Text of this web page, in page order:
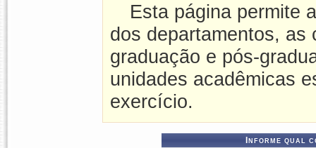
Esta página permite
dos departamentos, as
graduação e pós-
unidades acadêmicas
exercício.
Informe qual